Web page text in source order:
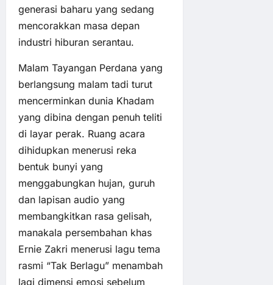
generasi baharu yang sedang
mencorakkan masa depan
industri hiburan serantau.
Malam Tayangan Perdana yang
berlangsung malam tadi turut
mencerminkan dunia Khadam
yang dibina dengan penuh teliti
di layar perak. Ruang acara
dihidupkan menerusi reka
bentuk bunyi yang
menggabungkan hujan, guruh
dan lapisan audio yang
membangkitkan rasa gelisah,
manakala persembahan khas
Ernie Zakri menerusi lagu tema
rasmi “Tak Berlagu” menambah
lagi dimensi emosi sebelum